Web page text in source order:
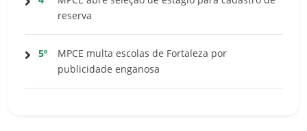
reserva
5º
MPCE multa escolas de Fortaleza por
publicidade enganosa